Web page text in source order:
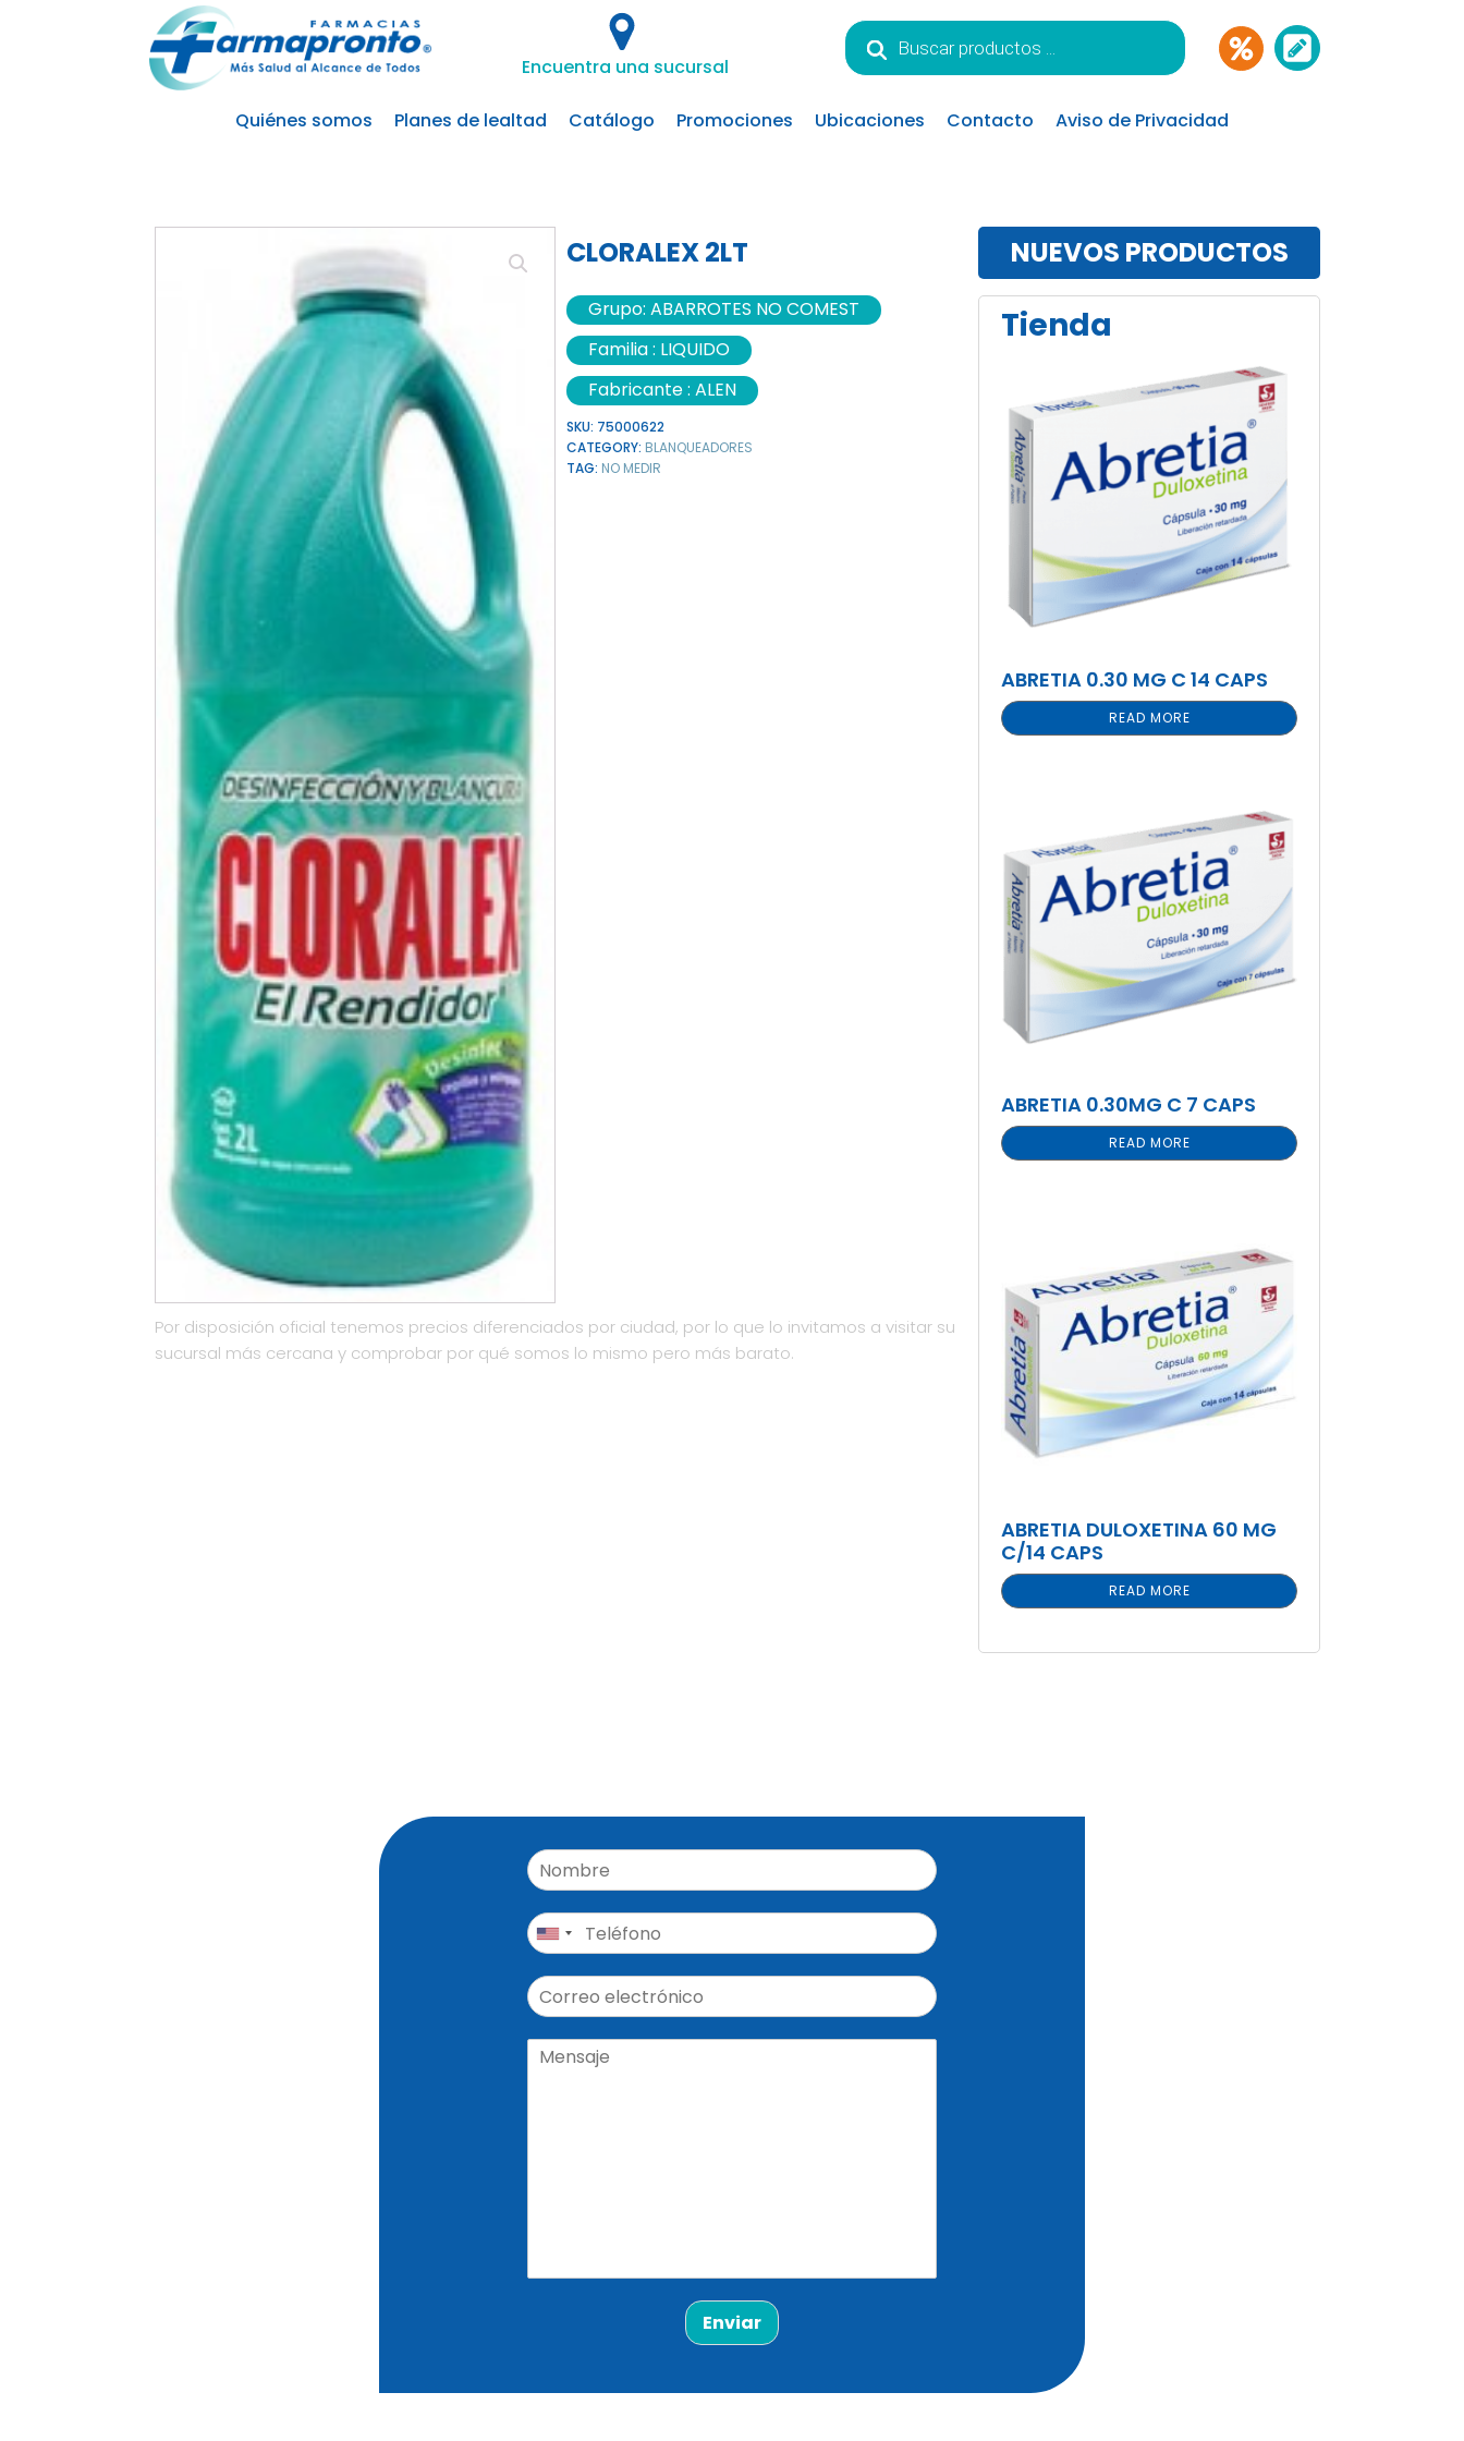
Encuentra una sucursal
Búsqueda
de
productos
Quiénes somos Planes de lealtad Catálogo Promociones Ubicaciones Contacto Aviso de Privacidad
CLORALEX 2LT
Grupo: ABARROTES NO COMEST
Familia : LIQUIDO
Fabricante : ALEN
SKU: 75000622
CATEGORY: BLANQUEADORES
TAG: NO MEDIR
Por disposición oficial tenemos precios diferenciados por ciudad, por lo que lo invitamos a visitar su
sucursal más cercana y comprobar por qué somos lo mismo pero más barato.
NUEVOS PRODUCTOS
Tienda
ABRETIA 0.30 MG C 14 CAPS
READ MORE
ABRETIA 0.30MG C 7 CAPS
READ MORE
ABRETIA DULOXETINA 60 MG
C/14 CAPS
READ MORE
Enviar